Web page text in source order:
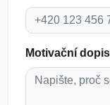
Motivační dopis